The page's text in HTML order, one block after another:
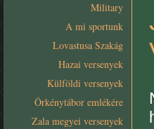
Military
A mi sportunk
Lovastusa Szakág
Hazai versenyek
Külföldi versenyek
Örkénytábor emlékére
Zala megyei versenyek